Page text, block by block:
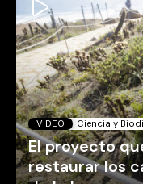
VIDEO Ciencia y
El proyecto
restaurar los